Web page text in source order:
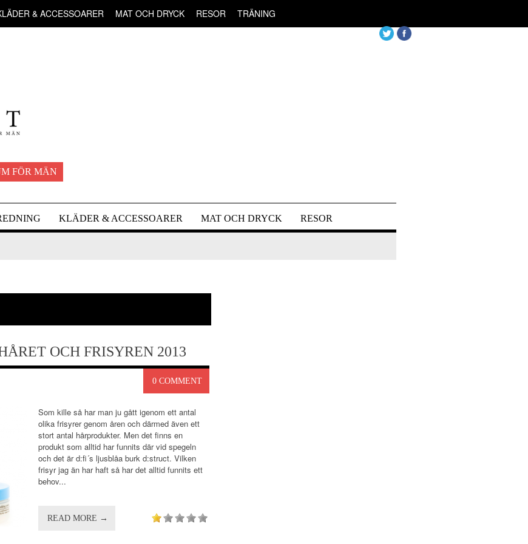
& ACCESSOARER MAT OCH DRYCK RESOR TRÄNING
FÖR MÄN
KLÄDER & ACCESSOARER MAT OCH DRYCK RESOR
OCH FRISYREN 2013
0 COMMENT
Som kille så har man ju gått igenom ett antal
olika frisyrer genom åren och därmed även ett
stort antal hårprodukter. Men det finns en
produkt som alltid har funnits där vid spegeln
och det är d:fi´s ljusblåa burk d:struct. Vilken
frisyr jag än har haft så har det alltid funnits ett
behov...
READ MORE →